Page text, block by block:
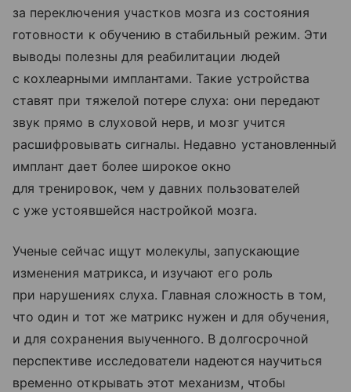
за переключения участков мозга из состояния
готовности к обучению в стабильный режим. Эти
выводы полезны для реабилитации людей
с кохлеарными имплантами. Такие устройства
ставят при тяжелой потере слуха: они передают
звук прямо в слуховой нерв, и мозг учится
расшифровывать сигналы. Недавно установленный
имплант дает более широкое окно
для тренировок, чем у давних пользователей
с уже устоявшейся настройкой мозга.
Ученые сейчас ищут молекулы, запускающие
изменения матрикса, и изучают его роль
при нарушениях слуха. Главная сложность в том,
что один и тот же матрикс нужен и для обучения,
и для сохранения выученного. В долгосрочной
перспективе исследователи надеются научиться
временно открывать этот механизм, чтобы